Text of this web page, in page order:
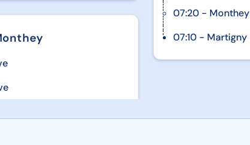
07:20 - Monthey
07:10 - Martigny